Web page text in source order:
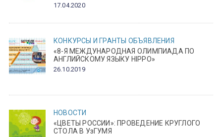
17.04.2020
КОНКУРСЫ И ГРАНТЫ ОБЪЯВЛЕНИЯ
«8-Я МЕЖДУНАРОДНАЯ ОЛИМПИАДА ПО
АНГЛИЙСКОМУ ЯЗЫКУ HIPPO»
26.10.2019
НОВОСТИ
«ЦВЕТЫ РОССИИ»: ПРОВЕДЕНИЕ КРУГЛОГО
СТОЛА В УзГУМЯ